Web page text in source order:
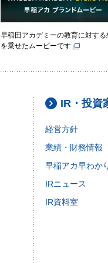
早稲田アカデミーの教育に対する
を乗せたムービーです
IR・投資
経営方針
業績・財務情報
早稲アカ早わか
IRニュース
IR資料室